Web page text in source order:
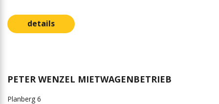
details
PETER WENZEL MIETWAGENBETRIEB
Planberg 6